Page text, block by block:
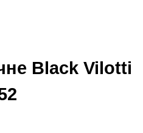
Black Vilotti